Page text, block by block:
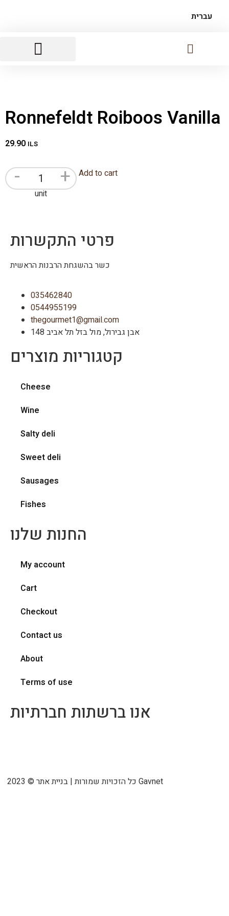
עברית
Ronnefeldt Roiboos Vanilla
29.90 ILS
- +
unit
Add to cart
פרטי התקשרות
כשר בהשגחת הרבנות הראשית
035462840
0544955199
thegourmet1@gmail.com
148 אבן גבירול, מול בזל תל אביב
קטגוריות מוצרים
Cheese
Wine
Salty deli
Sweet deli
Sausages
Fishes
החנות שלנו
My account
Cart
Checkout
Contact us
About
Terms of use
אנו ברשתות חברתיות
2023 © כל הזכויות שמורות | בניית אתר Gavnet